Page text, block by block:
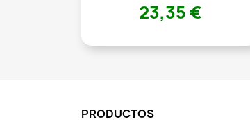
23,35 €
PRODUCTOS